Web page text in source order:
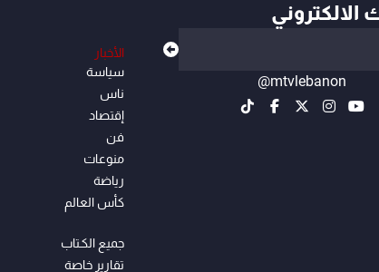
الالكتروني
@mtvlebanon
الأخبار
سياسة
ناس
إقتصاد
فن
منوعات
رياضة
كأس العالم
جميع الكـتاب
تقارير خاصة